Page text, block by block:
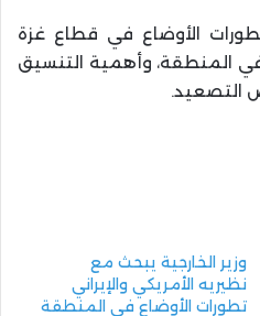
الأوضاع في قطاع غزة
المنطقة، وأهمية التنسيق
التصعيد.
وزير الخارجية يبحث مع
نظيريه الأمريكي والإيراني
تطورات الأوضاع في المنطقة